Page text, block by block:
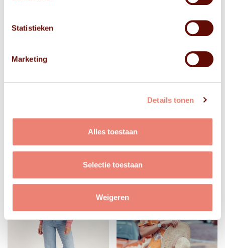
Statistieken
Marketing
Details tonen
Alles toestaan
Selectie toestaan
Weigeren